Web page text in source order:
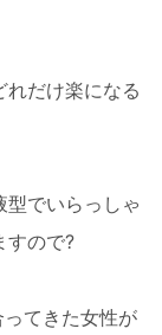
れだけ楽になる
でいらっしゃ
すので?
てきた女性が